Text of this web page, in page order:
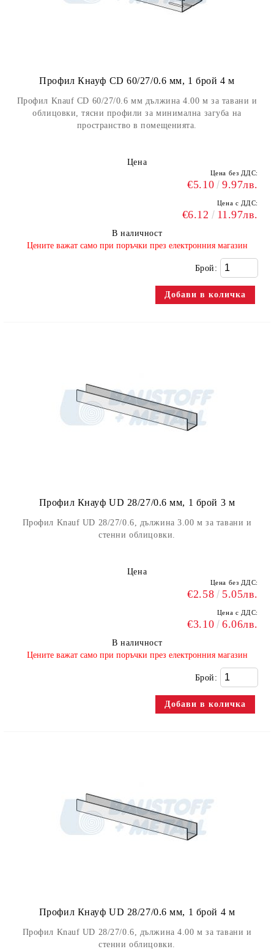
Профил Кнауф CD 60/27/0.6 мм, 1 брой 4 м
Профил Knauf CD 60/27/0.6 мм дължина 4.00 м за тавани и
облицовки, тясни профили за минимална загуба на
пространство в помещенията.
Цена
Цена без ДДС:
€5.10 9.97лв.
Цена с ДДС:
€6.12 11.97лв.
В наличност
​Цените важат само при поръчки през електронния магазин
Брой:
Профил Кнауф UD 28/27/0.6 мм, 1 брой 3 м
Профил Knauf UD 28/27/0.6, дължина 3.00 м за тавани и
стенни облицовки.
Цена
Цена без ДДС:
€2.58 5.05лв.
Цена с ДДС:
€3.10 6.06лв.
В наличност
​Цените важат само при поръчки през електронния магазин
Брой:
Профил Кнауф UD 28/27/0.6 мм, 1 брой 4 м
Профил Knauf UD 28/27/0.6, дължина 4.00 м за тавани и
стенни облицовки.